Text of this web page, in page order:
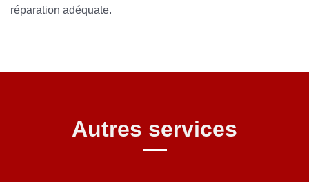
réparation adéquate.
Autres services